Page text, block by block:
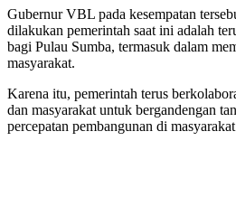
Gubernur VBL pada kesempatan
dilakukan pemerintah saat ini adalah
bagi Pulau Sumba, termasuk dalam
masyarakat.
Karena itu, pemerintah terus
dan masyarakat untuk bergandengan
percepatan pembangunan di